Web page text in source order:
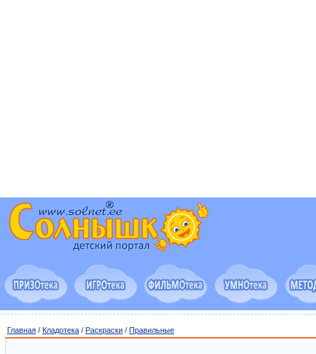
Главная / Кладотека / Раскраски / Правильные